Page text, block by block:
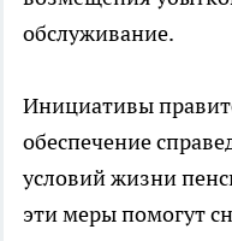
обслуживание.
Инициативы
обеспечение
условий жизни
эти меры помогут